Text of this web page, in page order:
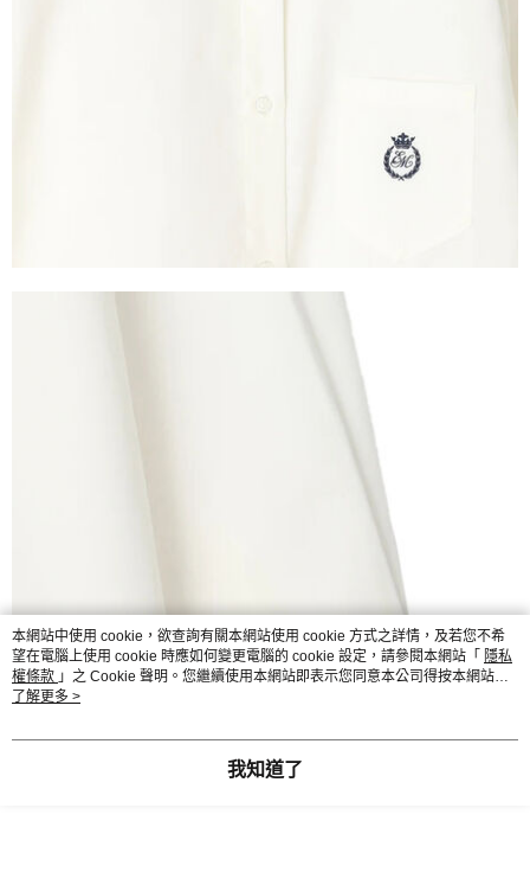
本網站中使用 cookie，欲查詢有關本網站使用 cookie 方式之詳情，及若您不希
望在電腦上使用 cookie 時應如何變更電腦的 cookie 設定，請參閱本網站「 隱私
權條款 」之 Cookie 聲明。您繼續使用本網站即表示您同意本公司得按本網站使
用條款之 Cookie 聲明使用 cookie。
了解更多 >
我知道了